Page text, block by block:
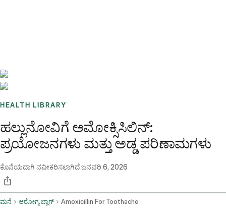
HEALTH LIBRARY
ಹಲ್ಲುನೋವಿಗೆ ಅಮೋಕ್ಸಿಸಿಲಿನ್:
ಪ್ರಯೋಜನಗಳು ಮತ್ತು ಅಡ್ಡ ಪರಿಣಾಮಗಳು
ಕೊನೆಯದಾಗಿ ನವೀಕರಿಸಲಾಗಿದೆಜನವರಿ 6, 2026
ಮನೆ ಆರೋಗ್ಯ ಬ್ಲಾಗ್ Amoxicillin For Toothache